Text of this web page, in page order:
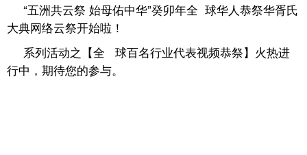
“五洲共云祭 始母佑中华”癸卯年全 球华人恭祭华胥氏
大典网络云祭开始啦！
系列活动之【全 球百名行业代表视频恭祭】火热进
行中，期待您的参与。